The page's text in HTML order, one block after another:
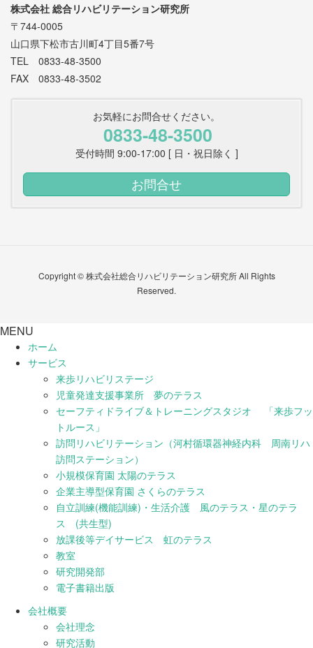
株式会社 総合リハビリテーション研究所
〒744-0005
山口県下松市古川町4丁目5番7号
TEL 0833-48-3500
FAX 0833-48-3502
お気軽にお問合せください。
0833-48-3500
受付時間 9:00-17:00 [ 日・祝日除く ]
お問合せ
Copyright © 株式会社総合リハビリテーション研究所 All Rights
Reserved.
MENU
ホーム
サービス
来歩リハビリステージ
児童発達支援事業所 夢のテラス
セーフティドライブ＆トレーニングスタジオ 「来歩フッ
トルース」
訪問リハビリテーション（河村循環器神経内科 周南リハ
訪問ステーション）
小規模保育園 太陽のテラス
企業主導型保育園 さくらのテラス
自立訓練(機能訓練)・生活介護 風のテラス・星のテラ
ス (共生型)
放課後等デイサービス 虹のテラス
教室
研究開発部
電子書籍出版
会社概要
会社理念
研究活動